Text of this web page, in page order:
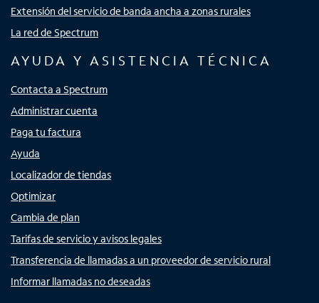
Extensión del servicio de banda ancha a zonas rurales
La red de Spectrum
AYUDA Y ASISTENCIA TÉCNICA
Contacta a Spectrum
Administrar cuenta
Paga tu factura
Ayuda
Localizador de tiendas
Optimizar
Cambia de plan
Tarifas de servicio y avisos legales
Transferencia de llamadas a un proveedor de servicio rural
Informar llamadas no deseadas